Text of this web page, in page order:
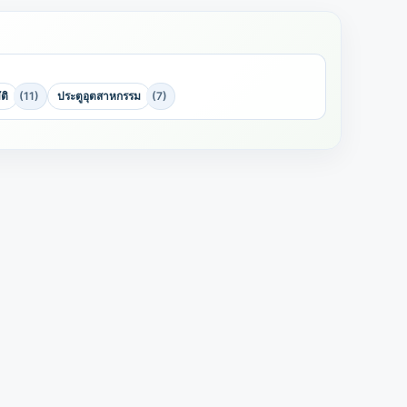
(11) ประตูอุตสาหกรรม (7)